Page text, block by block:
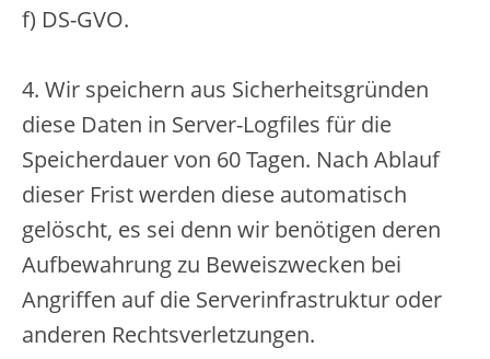
f) DS-GVO.
4. Wir speichern aus Sicherheitsgründen
diese Daten in Server-Logfiles für die
Speicherdauer von 60 Tagen. Nach Ablauf
dieser Frist werden diese automatisch
gelöscht, es sei denn wir benötigen deren
Aufbewahrung zu Beweiszwecken bei
Angriffen auf die Serverinfrastruktur oder
anderen Rechtsverletzungen.